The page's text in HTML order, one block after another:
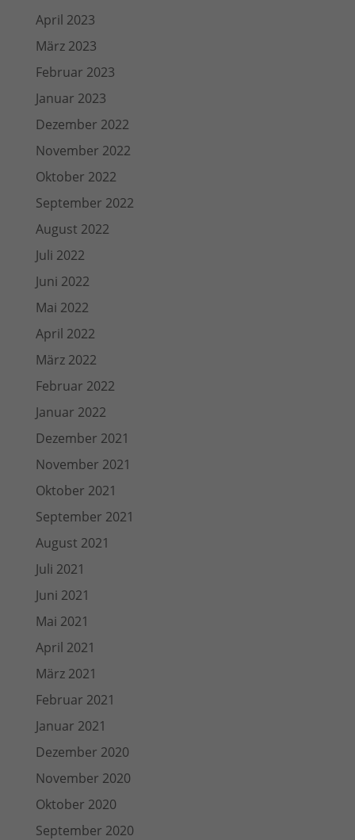
April 2023
März 2023
Februar 2023
Januar 2023
Dezember 2022
November 2022
Oktober 2022
September 2022
August 2022
Juli 2022
Juni 2022
Mai 2022
April 2022
März 2022
Februar 2022
Januar 2022
Dezember 2021
November 2021
Oktober 2021
September 2021
August 2021
Juli 2021
Juni 2021
Mai 2021
April 2021
März 2021
Februar 2021
Januar 2021
Dezember 2020
November 2020
Oktober 2020
September 2020